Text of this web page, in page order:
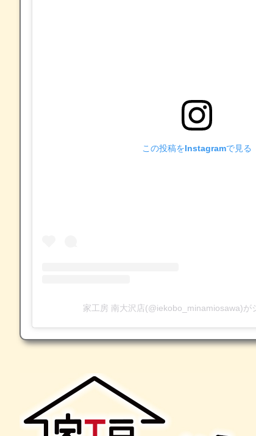
この投稿をInstagramで見る
家工房 南大沢店(@iekobo_minamiosawa)が